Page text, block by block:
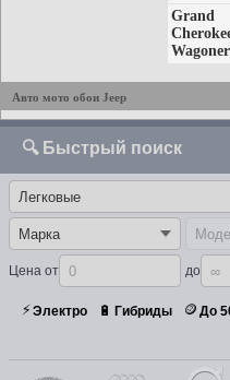
Grand
Wagoner
Авто мото обои Jeep
🔍 Быстрый поиск
Цена от до
⚡Электро 🔋 Гибриды 🪙 До